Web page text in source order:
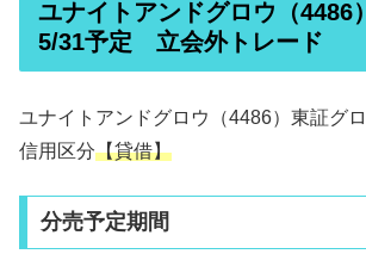
ユナイトアンドグロウ（
5/31予定 立会外トレード
ユナイトアンドグロウ（4486）東証グ
信用区分【貸借】
分売予定期間